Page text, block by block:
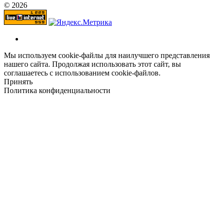
© 2026
Мы используем cookie-файлы для наилучшего представления
нашего сайта. Продолжая использовать этот сайт, вы
соглашаетесь с использованием cookie-файлов.
Принять
Политика конфиденциальности